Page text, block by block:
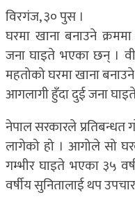
विरगंज, ३० पुस ।
घरमा खाना बनाउने
जना घाइते भएका छन् ।
महतोको घरमा खाना
आगलागी हुँदा दुई जना
नेपाल सरकारले प्रतिबन्धत
लागेको हो । आगोले सो
गम्भीर घाइते भएका ३५
वर्षीय सुनितालाई थप